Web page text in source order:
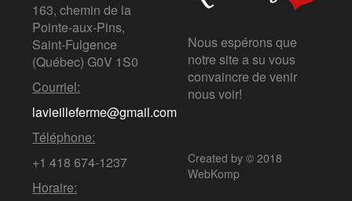
163, chemin de la
Pointe-aux-Pins,
Saint-Fulgence
(Québec)G0V 1S0
Courriel:
lavieilleferme@gmail.com
Téléphone:
+1 418 674-1237
Horaire:
Nous espérons que
notre site a su vous
convaincre de venir
nous voir!
Created by © 2018
WebKomp